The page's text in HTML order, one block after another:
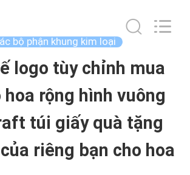
bộ phận khung kim loại
logo tùy chỉnh mua
hoa rộng hình vuông
túi giấy quà tặng
riêng bạn cho hoa